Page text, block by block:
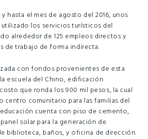
hasta el mes de agosto del 2016, unos
utilizado los servicios turísticos del
alrededor de 125 empleos directos y
de trabajo de forma indirecta.
con fondos provenientes de esta
escuela del Chino, edificación
que ronda los 900 mil pesos, la cual
centro comunitario para las familias del
cuenta con piso de cemento,
solar para la generación de
biblioteca, baños, y oficina de dirección.